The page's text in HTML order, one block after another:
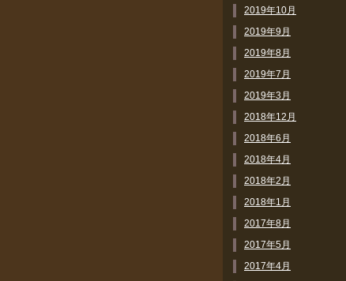
2019年10月
2019年9月
2019年8月
2019年7月
2019年3月
2018年12月
2018年6月
2018年4月
2018年2月
2018年1月
2017年8月
2017年5月
2017年4月